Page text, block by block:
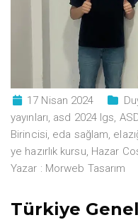
17 Nisan 2024
yayınları asd 2024 lgs
Birincisi eda sağlam
ye hazırlık kursu Hazar
Yazar : Morweb Tasarım
Türkiye